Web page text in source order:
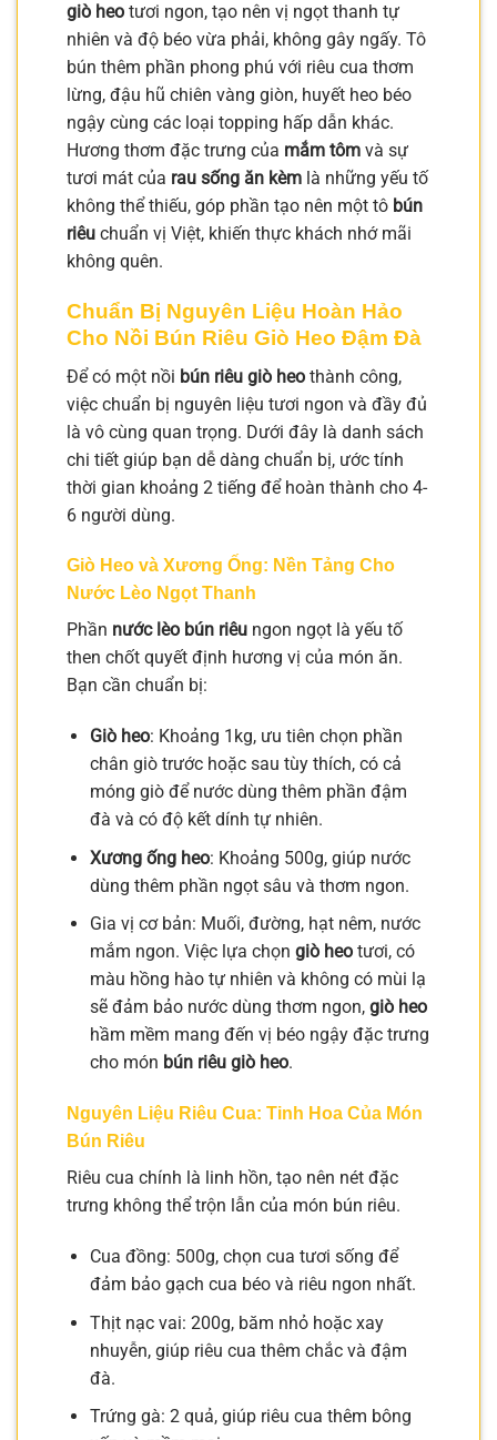
giò heo tươi ngon, tạo nên vị ngọt thanh tự
nhiên và độ béo vừa phải, không gây ngấy. Tô
bún thêm phần phong phú với riêu cua thơm
lừng, đậu hũ chiên vàng giòn, huyết heo béo
ngậy cùng các loại topping hấp dẫn khác.
Hương thơm đặc trưng của mắm tôm và sự
tươi mát của rau sống ăn kèm là những yếu tố
không thể thiếu, góp phần tạo nên một tô bún
riêu chuẩn vị Việt, khiến thực khách nhớ mãi
không quên.
Chuẩn Bị Nguyên Liệu Hoàn Hảo
Cho Nồi Bún Riêu Giò Heo Đậm Đà
Để có một nồi bún riêu giò heo thành công,
việc chuẩn bị nguyên liệu tươi ngon và đầy đủ
là vô cùng quan trọng. Dưới đây là danh sách
chi tiết giúp bạn dễ dàng chuẩn bị, ước tính
thời gian khoảng 2 tiếng để hoàn thành cho 4-
6 người dùng.
Giò Heo và Xương Ống: Nền Tảng Cho
Nước Lèo Ngọt Thanh
Phần nước lèo bún riêu ngon ngọt là yếu tố
then chốt quyết định hương vị của món ăn.
Bạn cần chuẩn bị:
Giò heo: Khoảng 1kg, ưu tiên chọn phần
chân giò trước hoặc sau tùy thích, có cả
móng giò để nước dùng thêm phần đậm
đà và có độ kết dính tự nhiên.
Xương ống heo: Khoảng 500g, giúp nước
dùng thêm phần ngọt sâu và thơm ngon.
Gia vị cơ bản: Muối, đường, hạt nêm, nước
mắm ngon. Việc lựa chọn giò heotươi, có
màu hồng hào tự nhiên và không có mùi lạ
sẽ đảm bảo nước dùng thơm ngon, giò heo
hầm mềm mang đến vị béo ngậy đặc trưng
cho món bún riêu giò heo.
Nguyên Liệu Riêu Cua: Tinh Hoa Của Món
Bún Riêu
Riêu cua chính là linh hồn, tạo nên nét đặc
trưng không thể trộn lẫn của món bún riêu.
Cua đồng: 500g, chọn cua tươi sống để
đảm bảo gạch cua béo và riêu ngon nhất.
Thịt nạc vai: 200g, băm nhỏ hoặc xay
nhuyễn, giúp riêu cua thêm chắc và đậm
đà.
Trứng gà: 2 quả, giúp riêu cua thêm bông